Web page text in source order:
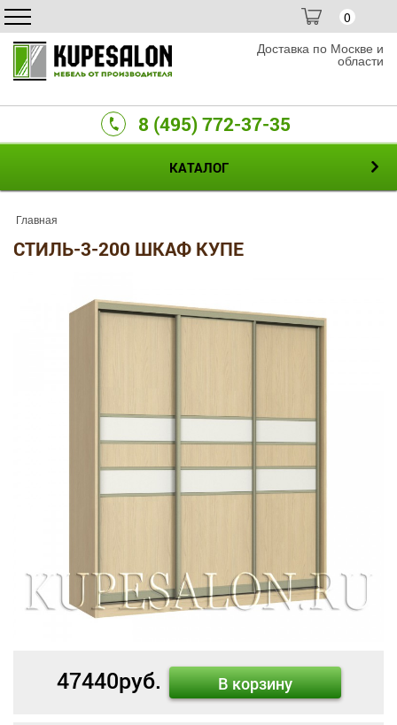
0
Доставка по Москве и
области
8 (495) 772-37-35
КАТАЛОГ
Главная
СТИЛЬ-3-200 ШКАФ КУПЕ
47440руб. В корзину